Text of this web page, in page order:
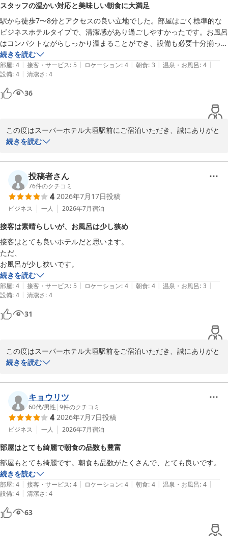
スタッフの温かい対応と美味しい朝食に大満足
駅から徒歩7〜8分とアクセスの良い立地でした。部屋はごく標準的な
ビジネスホテルタイプで、清潔感があり過ごしやすかったです。お風呂
はコンパクトながらしっかり温まることができ、設備も必要十分揃って
いました。
何よりも印象に残ったのはスタッフの方の対応です。翌日使う保冷剤を
部屋の冷蔵庫の冷凍室で凍らせようとしたところうまく凍らなかったた
め相談したところ、フロントの冷凍庫で預かって凍らせてくださいまし
た。受け渡しの際も素敵な笑顔でとても温かく対応していただき、ウェ
ルカムな気持ちにさせてもらえて大変満足できる滞在になりました。
朝食は、カレーとコーヒーがとても美味しかったです。ただ、ドリンク
総じて、立地・清潔感・スタッフの心遣りに満足できる、また利用した
いホテルでした。
続きを読む
部屋: 4 | 接客・サービス: 5 | ロケーション: 4 | 朝食: 3 | 温泉・お風呂: 4 |
設備: 4 | 清潔さ: 4
36
この度はスーパーホテル大垣駅前にご宿泊いただき、誠にありがと
うございます。
した。
スタッフの対応について、特にフロントでの保冷剤のお預かりや笑
顔でのおもてなしにご満足いただけたとのこと、「素敵な笑顔でと
ても温かく対応していただき、ウェルカムな気持ちに」とのお言葉
今後とも、お客様がご滞在中に安心してお過ごしいただける雰囲気
作りに努めてまいります。
また、健康朝食につきましては、カレーやコーヒーを美味しくお召
し上がりいただけて何よりでございます。
お味噌汁はご期待に添えず申し訳ございません。
今後もご意見を参考に、皆様にご満足いただける朝食を目指してま
いります。
お部屋やバスルームの清潔感、設備面など快適にお過ごしいただけ
当ホテルでは、全室ダブルベッドを備え、駅から徒歩約5分とアク
セスの良い立地も特徴のひとつです。
改めまして、貴重なお時間を割いてクチコミをご投稿いただき感謝
申し上げます。
全国的に蒸し暑い日が続きますが、どうぞお体にお気をつけてお過
ごしくださいませ。
ちしております。
スーパーホテル大垣駅前
支配人
スーパーホテル大垣駅前
続きを読む
投稿者さん
76件のクチコミ
4 2026年7月17日投稿
ビジネス 一人 2026年7月宿泊
接客は素晴らしいが、お風呂は少し狭め
接客はとても良いホテルだと思います。
ただ、
お風呂が少し狭いです。
続きを読む
部屋: 4 | 接客・サービス: 5 | ロケーション: 4 | 朝食: 4 | 温泉・お風呂: 3 |
設備: 4 | 清潔さ: 4
31
この度はスーパーホテル大垣駅前をご宿泊いただき、誠にありがと
うございます。
ご滞在中、当ホテルの接客をお褒めいただき「接客はとても良いホ
テル」とのお言葉を賜り、大変光栄に存じます。
スタッフ一同、心からのおもてなしでお迎えすることを大切にして
おりますので、温かいお言葉は大きな励みとなります。
をおかけいたしました。
当館では限られたスペースの中で快適にお過ごしいただけるよう、
設備やアメニティに工夫を重ねておりますが、今後もいただいたご
意見を参考にサービス向上に努めてまいります。
全室ワイドベッドや8種類から選べる枕、快適な睡眠環境など、ど
のようなご滞在にもご満足いただけるよう設備を整えております。
また、朝食はオーガニックサラダや焼き立てパンなど、健康を意識
続きを読む
キョウリツ
60代/男性 |9件のクチコミ
4 2026年7月7日投稿
ビジネス 一人 2026年7月宿泊
部屋はとても綺麗で朝食の品数も豊富
部屋もとても綺麗です。朝食も品数がたくさんで、とても良いです。
続きを読む
部屋: 4 | 接客・サービス: 4 | ロケーション: 4 | 朝食: 4 | 温泉・お風呂: 4 |
設備: 4 | 清潔さ: 4
63